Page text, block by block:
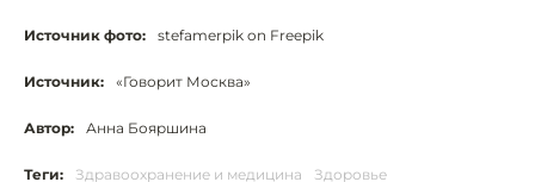
Источник фото: stefamerpik on Freepik
Источник: «Говорит Москва»
Автор: Анна Бояршина
Теги: Здравоохранение и медицина Здоровье